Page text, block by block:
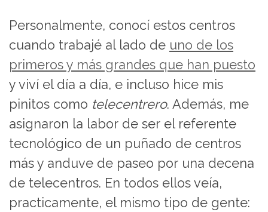
Personalmente, conocí estos centros
cuando trabajé al lado de uno de los
primeros y más grandes que han puesto
y viví el día a día, e incluso hice mis
pinitos como telecentrero. Además, me
asignaron la labor de ser el referente
tecnológico de un puñado de centros
más y anduve de paseo por una decena
de telecentros. En todos ellos veía,
practicamente, el mismo tipo de gente: